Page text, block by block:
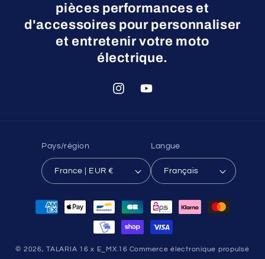
pièces performances et
d'accessoires pour personnaliser
et entretenir votre moto
électrique.
InstagramYouTube
Pays/région
France | EUR €
Langue
Français
Moyens
© 2026,TALARIA 16 x E_MX.16 Commerce électronique propulsé